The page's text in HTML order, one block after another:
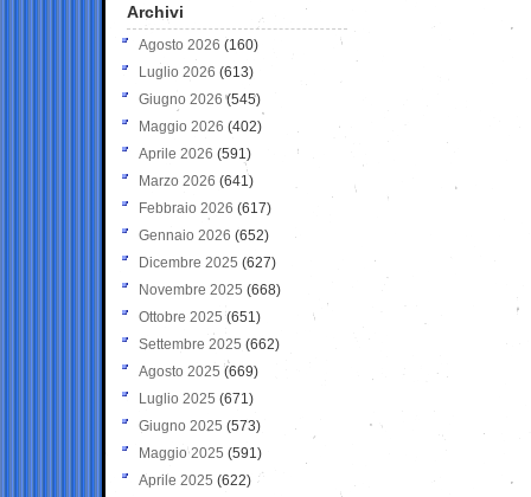
Archivi
Agosto 2026 (160)
Luglio 2026 (613)
Giugno 2026 (545)
Maggio 2026 (402)
Aprile 2026 (591)
Marzo 2026 (641)
Febbraio 2026 (617)
Gennaio 2026 (652)
Dicembre 2025 (627)
Novembre 2025 (668)
Ottobre 2025 (651)
Settembre 2025 (662)
Agosto 2025 (669)
Luglio 2025 (671)
Giugno 2025 (573)
Maggio 2025 (591)
Aprile 2025 (622)